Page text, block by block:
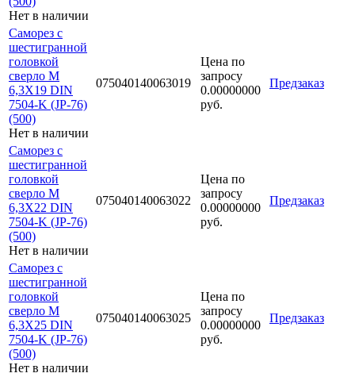
Нет в наличии
Саморез с
шестигранной
головкой
сверло М
6,3Х19 DIN
7504-K (JP-76)
(500)
Нет в наличии
075040140063019
Цена по
запросу
0.00000000
руб.
Предзаказ
Саморез с
шестигранной
головкой
сверло М
6,3Х22 DIN
7504-K (JP-76)
(500)
Нет в наличии
075040140063022
Цена по
запросу
0.00000000
руб.
Предзаказ
Саморез с
шестигранной
головкой
сверло М
6,3Х25 DIN
7504-K (JP-76)
(500)
Нет в наличии
075040140063025
Цена по
запросу
0.00000000
руб.
Предзаказ